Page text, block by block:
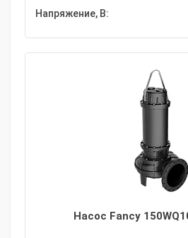
Напряжение, В:
Насос Fancy